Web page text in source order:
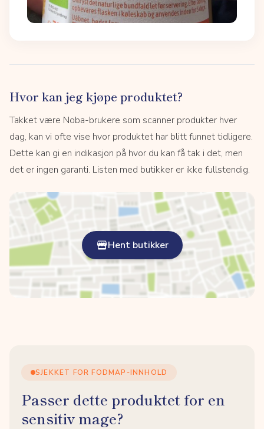
Hvor kan jeg kjøpe produktet?
Takket være Noba-brukere som scanner produkter hver
dag, kan vi ofte vise hvor produktet har blitt funnet tidligere.
Dette kan gi en indikasjon på hvor du kan få tak i det, men
det er ingen garanti. Listen med butikker er ikke fullstendig.
Hent butikker
SJEKKET FOR FODMAP-INNHOLD
Passer dette produktet for en
sensitiv mage?